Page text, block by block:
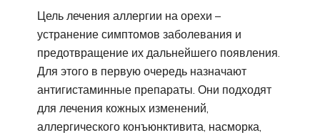
Цель лечения аллергии на орехи –
устранение симптомов заболевания и
предотвращение их дальнейшего появления.
Для этого в первую очередь назначают
антигистаминные препараты. Они подходят
для лечения кожных изменений,
аллергического конъюнктивита, насморка,